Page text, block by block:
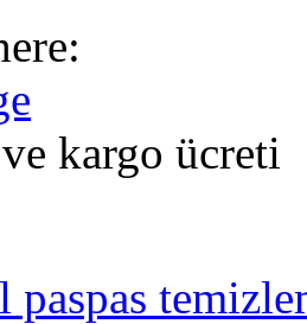
kargo ücreti